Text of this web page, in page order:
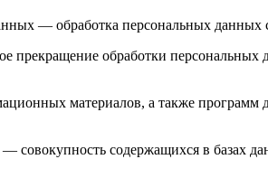
— обработка персональных
обработки персональных
материалов, а также
совокупность содержащихся в базах